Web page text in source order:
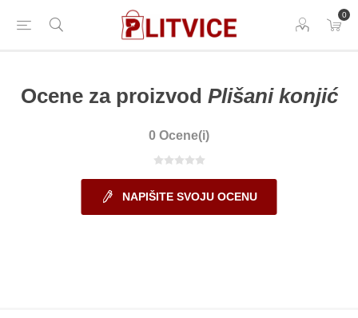
0
Ocene za proizvod Plišani konjić
0 Ocene(i)
NAPIŠITE SVOJU OCENU